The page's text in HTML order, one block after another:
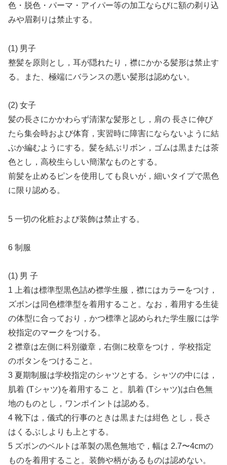
色・脱色・パーマ・アイパー等の加工ならびに額の剃り込
みや眉剃りは禁止する。
(1) 男子
整髪を原則とし，耳が隠れたり，襟にかかる髪形は禁止す
る。また、極端にバランスの悪い髪形は認めない。
(2) 女子
髪の長さにかかわらず清潔な髪形とし，肩の 長さに伸び
たら集会時および体育，実習時に障害にならないように結
ぶか編むようにする。髪を結ぶリボン，ゴムは黒または茶
色とし，高校生らしい簡潔なものとする。
前髪を止めるピンを使用しても良いが，細いタイプで黒色
に限り認める。
5 一切の化粧および装飾は禁止する。
6 制服
(1) 男 子
1 上着は標準型黒色詰め襟学生服，襟にはカラーをつけ，
ズボンは同色標準型を着用すること。なお，着用する生徒
の体型に合っており，かつ標準と認められた学生服には学
校指定のマークをつける。
2 襟章は左側に科別徽章，右側に校章をつけ， 学校指定
のボタンをつけること。
3 夏期制服は学校指定のシャツとする。シャツの中には，
肌着 (Tシャツ)を着用するこ と。肌着 (Tシャツ)は白色無
地のものとし，ワンポイントは認める。
4 靴下は，儀式的行事のときは黒または紺色 とし，長さ
はくるぶしよりも上とする。
5 ズボンのベルトは革製の黒色無地で，幅は 2.7〜4cmの
ものを着用すること。装飾や柄があるものは認めない。